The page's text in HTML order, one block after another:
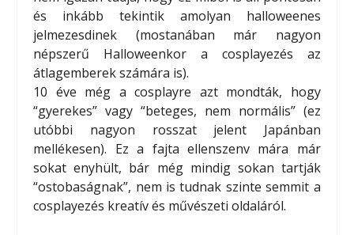
és inkább tekintik amolyan halloweenes
jelmezesdinek (mostanában már nagyon
népszerű Halloweenkor a cosplayezés az
átlagemberek számára is).
10 éve még a cosplayre azt mondták, hogy
“gyerekes” vagy “beteges, nem normális” (ez
utóbbi nagyon rosszat jelent Japánban
mellékesen). Ez a fajta ellenszenv mára már
sokat enyhült, bár még mindig sokan tartják
“ostobaságnak”, nem is tudnak szinte semmit a
cosplayezés kreatív és művészeti oldaláról.